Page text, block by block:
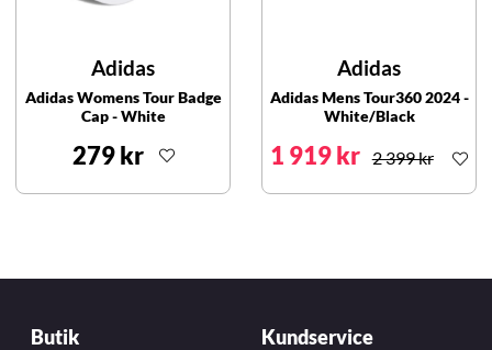
Adidas
Adidas Womens Tour Badge
Cap - White
279 kr
Adidas
Adidas Mens Tour360 2024 -
White/Black
1 919 kr 2 399 kr
Butik Kundservice